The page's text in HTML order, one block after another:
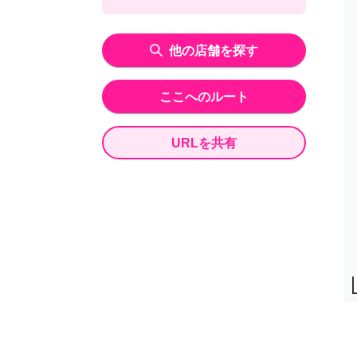
他の店舗を探す
ここへのルート
URLを共有